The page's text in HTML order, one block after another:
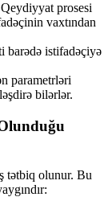
Qeydiyyat prosesi
vaxtından
barədə istifadəçiyə
parametrləri
bilərlər.
tətbiq olunur. Bu